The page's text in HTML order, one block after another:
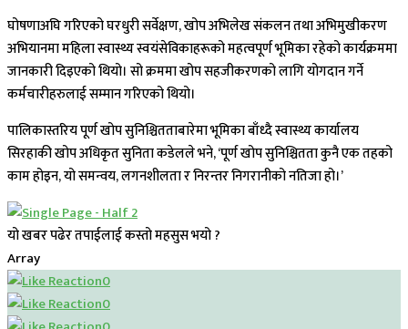
घोषणाअघि गरिएको घरधुरी सर्वेक्षण, खोप अभिलेख संकलन तथा अभिमुखीकरण
अभियानमा महिला स्वास्थ्य स्वयंसेविकाहरूको महत्वपूर्ण भूमिका रहेको कार्यक्रममा
जानकारी दिइएको थियो। सो क्रममा खोप सहजीकरणको लागि योगदान गर्ने
कर्मचारीहरुलाई सम्मान गरिएको थियो।
पालिकास्तरिय पूर्ण खोप सुनिश्चितताबारेमा भूमिका बाँध्दै स्वास्थ्य कार्यालय
सिरहाकी खोप अधिकृत सुनिता कडेलले भने, ‘पूर्ण खोप सुनिश्चितता कुनै एक तहको
काम होइन, यो समन्वय, लगनशीलता र निरन्तर निगरानीको नतिजा हो।’
यो खबर पढेर तपाईलाई कस्तो महसुस भयो ?
Array
0
0